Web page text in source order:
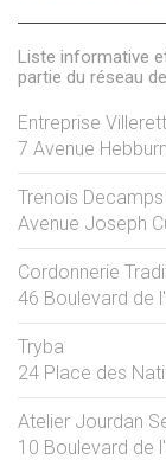
Liste informative
partie du réseau
Entreprise
7 Avenue Hebburn
Trenois
Avenue Joseph
Cordonnerie
46 Boulevard de
Tryba
24 Place des
Atelier Jourdan
10 Boulevard de